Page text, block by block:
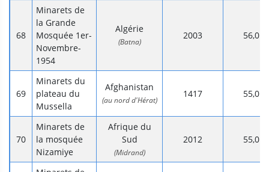
Minarets de
la Grande
Mosquée 1er-
Novembre-
1954
Algérie
(Batna)
2003 56,0
Minarets du
plateau du
Mussella
Afghanistan
(au nord d'Hérat)
1417 55,0
Minarets de
la mosquée
Nizamiye
Afrique du
Sud
(Midrand)
2012 55,0